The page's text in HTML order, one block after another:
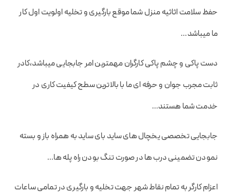
حفظ سلامت اثاثیه منزل شما موقع بارگیری و تخلیه اولویت اول کار
ما میباشد…
دست پاکی و چشم پاکی کارگران مهمترین امر جابجایی میباشد،کادر
ثابت مجرب جوان و حرفه ای ما با بالاترین سطح کیفیت کاری در
خدمت شما هستند…
جابجایی تخصصی یخچال های ساید بای ساید به همراه باز و بسته
نمودن تضمینی درب ها در صورت تنگ بودن راه پله ها…
اعزام کارگر به تمام نقاط شهر جهت تخلیه و بارگیری در تمامی ساعات